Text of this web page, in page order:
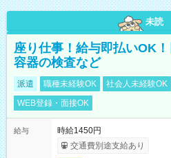
未読
座り仕事！給与即払いOK
容器の検査など
派遣 職種未経験OK 社会人未経験OK
WEB登録・面接OK
給与
時給1450円
交通費別途支給あり